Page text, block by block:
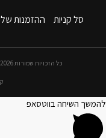
סל קניות ההזמנות
כל הזכויות שמורות 2026 Home & Kitchen | האתר נבנה ע״י לובה קוטליק
להמשך השיחה בווטסאפ